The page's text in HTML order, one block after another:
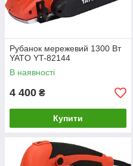
Рубанок мережевий 1300 Вт
YATO YT-82144
В наявності
4 400 ₴
Купити